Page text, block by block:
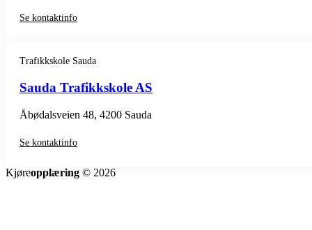
Se kontaktinfo
Trafikkskole Sauda
Sauda Trafikkskole AS
Åbødalsveien 48, 4200 Sauda
Se kontaktinfo
Kjøreopplæring © 2026